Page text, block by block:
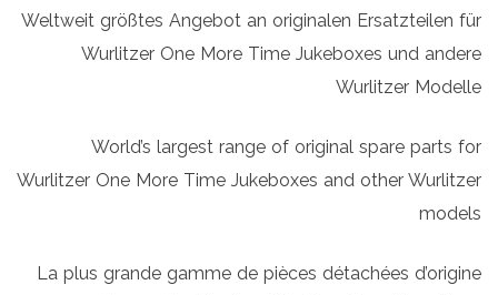
Weltweit größtes Angebot an originalen Ersatzteilen für
Wurlitzer One More Time Jukeboxes und andere
Wurlitzer Modelle
World’s largest range of original spare parts for
Wurlitzer One More Time Jukeboxes and other Wurlitzer
models
La plus grande gamme de pièces détachées d’origine